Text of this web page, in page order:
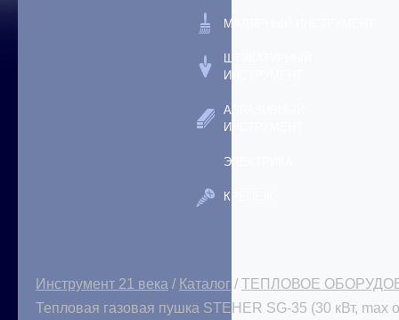
МАЛЯРНЫЙ ИНСТРУМЕНТ
ШТУКАТУРНЫЙ
ИНСТРУМЕНТ
АБРАЗИВНЫЙ
ИНСТРУМЕНТ
ЭЛЕКТРИКА
КРЕПЕЖ
Инструмент 21 века / Каталог / ТЕПЛОВОЕ
Тепловая газовая пушка STEHER SG-35 (30 кВт,